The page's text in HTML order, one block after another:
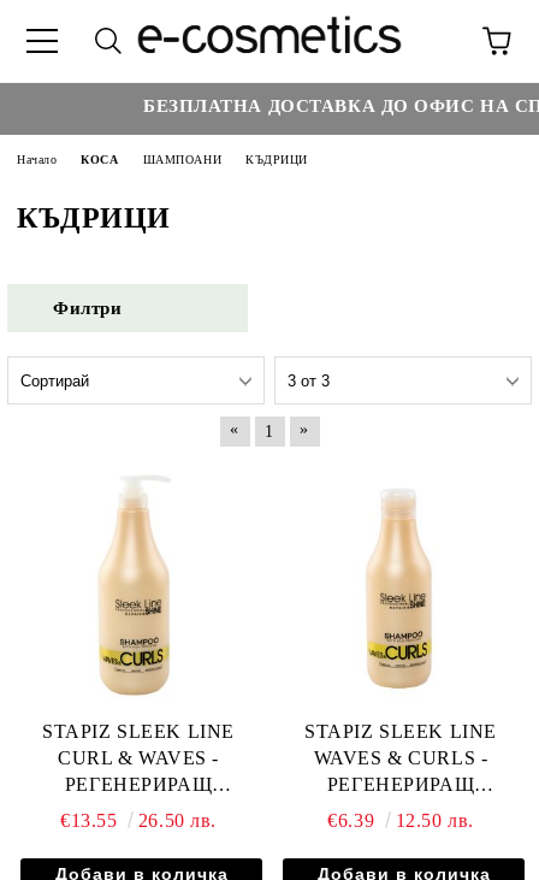
БЕЗПЛАТНА ДОСТАВКА ДО ОФИС НА
Начало КОСА ШАМПОАНИ КЪДРИЦИ
КЪДРИЦИ
Филтри
« 1 »
STAPIZ SLEEK LINE
CURL & WAVES -
РЕГЕНЕРИРАЩ
ШАМПОАН ЗА КЪДРАВИ
€13.55 26.50 лв.
STAPIZ SLEEK LINE
WAVES & CURLS -
РЕГЕНЕРИРАЩ
ШАМПОАН ЗА КЪДРАВИ
€6.39 12.50 лв.